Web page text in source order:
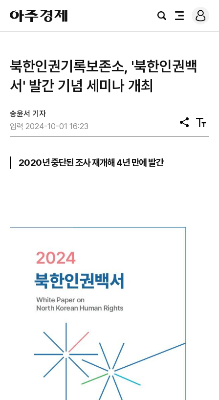
아
주
경
검
전
로
그
북한인권기록보존소, '북한인권백
서' 발간 기념 세미나 개최
송윤서 기자
입력 2024-10-01 16:23
공
유
텍
스
2020년 중단된 조사 재개해 4년 만에 발간